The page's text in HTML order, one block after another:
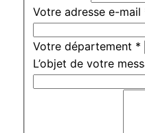
Votre adresse e-mail
Votre département *
L’objet de votre